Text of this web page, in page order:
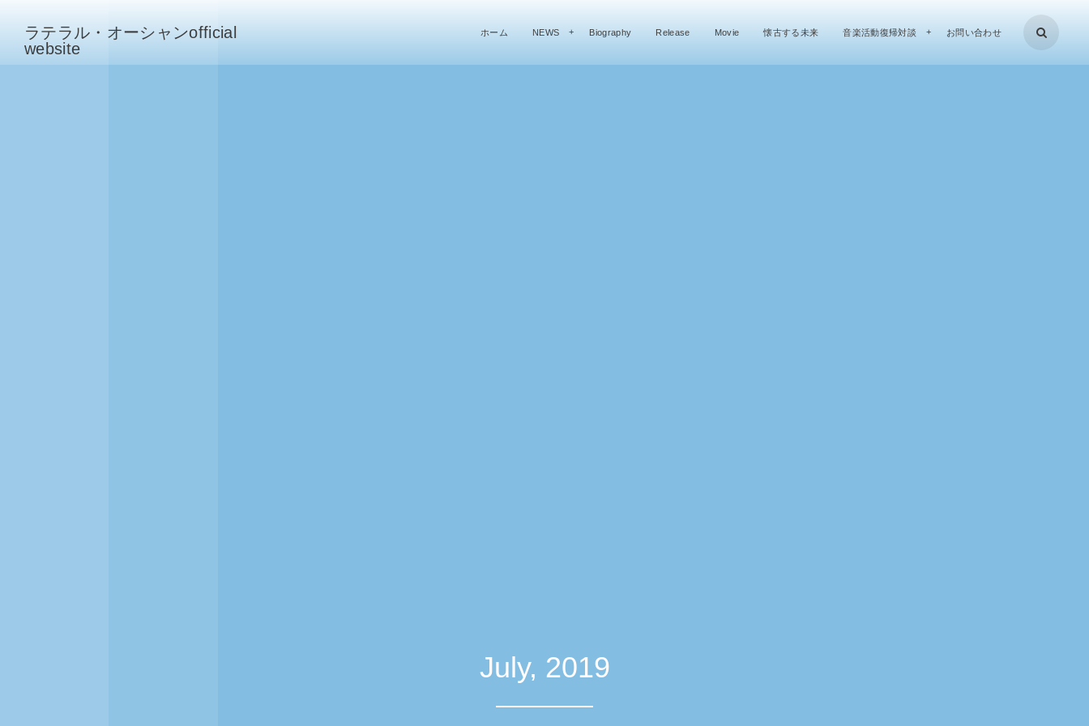
ラテラル・オーシャンofficial
website
ホーム NEWS Biography Release Movie 懐古する未来 音楽活動復帰対談 お問い合わせ
July, 2019